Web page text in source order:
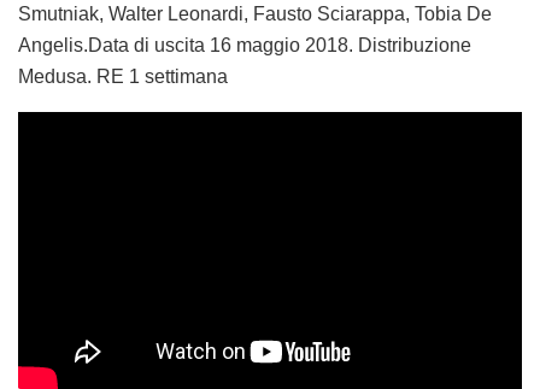
Smutniak, Walter Leonardi, Fausto Sciarappa, Tobia De
Angelis.Data di uscita 16 maggio 2018. Distribuzione
Medusa. RE 1 settimana